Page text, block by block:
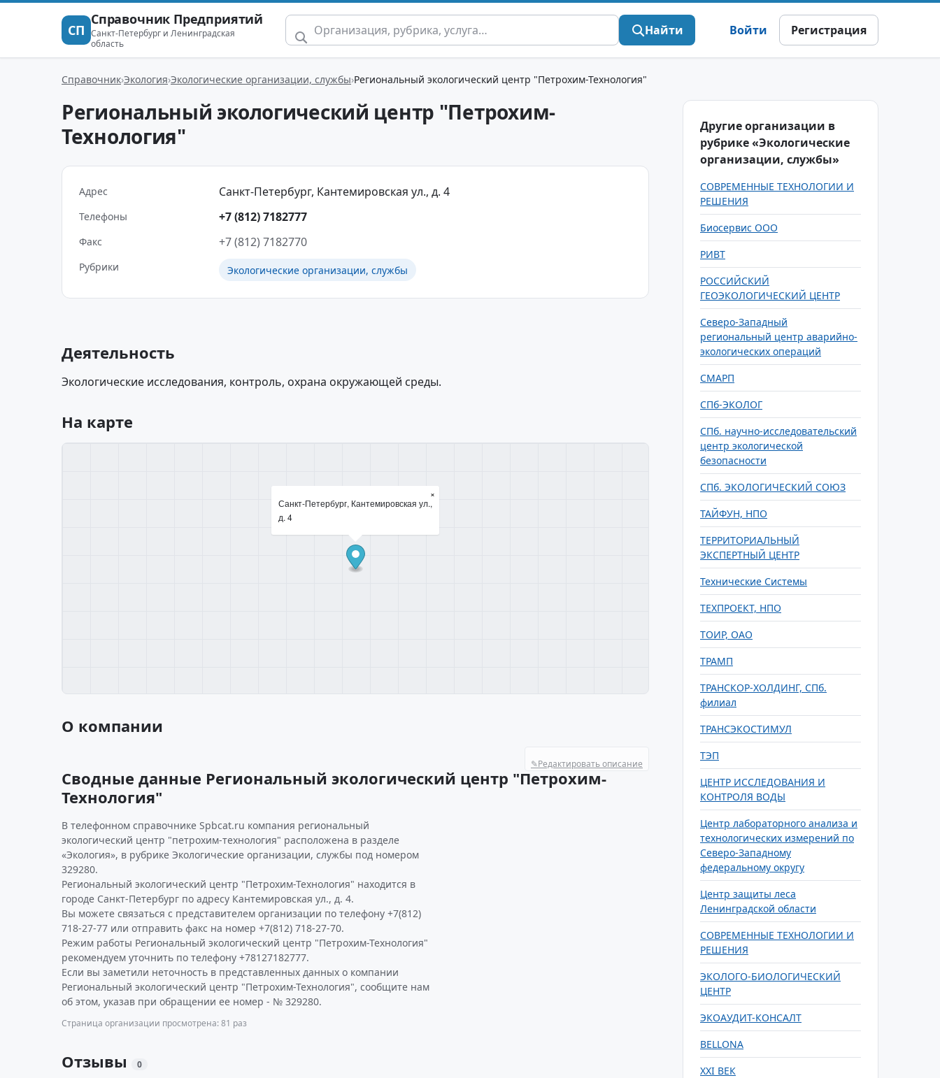
СП
Справочник Предприятий
Санкт-Петербург и Ленинградская
область
Найти Войти Регистрация
Справочник Экология Экологические организации, службы Региональный экологический центр "Петрохим-Технология"
Региональный экологический центр "Петрохим-
Технология"
Адрес Санкт-Петербург, Кантемировская ул., д. 4
Телефоны +7 (812) 7182777
Факс +7 (812) 7182770
Рубрики Экологические организации, службы
Деятельность
Экологические исследования, контроль, охрана окружающей среды.
На карте
Санкт-Петербург, Кантемировская ул.,
д. 4
×
О компании
✎Редактировать описание
Сводные данные Региональный экологический центр "Петрохим-
Технология"
В телефонном справочнике Spbcat.ru компания региональный
экологический центр "петрохим-технология" расположена в разделе
«Экология», в рубрике Экологические организации, службы под номером
329280.
Региональный экологический центр "Петрохим-Технология" находится в
городе Санкт-Петербург по адресу Кантемировская ул., д. 4.
Вы можете связаться с представителем организации по телефону +7(812)
718-27-77 или отправить факс на номер +7(812) 718-27-70.
Режим работы Региональный экологический центр "Петрохим-Технология"
рекомендуем уточнить по телефону +78127182777.
Если вы заметили неточность в представленных данных о компании
Региональный экологический центр "Петрохим-Технология", сообщите нам
об этом, указав при обращении ее номер - № 329280.
Страница организации просмотрена: 81 раз
Отзывы 0
Другие организации в
рубрике «Экологические
организации, службы»
СОВРЕМЕННЫЕ ТЕХНОЛОГИИ И
РЕШЕНИЯ
Биосервис ООО
РИВТ
РОССИЙСКИЙ
ГЕОЭКОЛОГИЧЕСКИЙ ЦЕНТР
Северо-Западный
региональный центр аварийно-
экологических операций
СМАРП
СПб-ЭКОЛОГ
СПб. научно-исследовательский
центр экологической
безопасности
СПб. ЭКОЛОГИЧЕСКИЙ СОЮЗ
ТАЙФУН, НПО
ТЕРРИТОРИАЛЬНЫЙ
ЭКСПЕРТНЫЙ ЦЕНТР
Технические Системы
ТЕХПРОЕКТ, НПО
ТОИР, ОАО
ТРАМП
ТРАНСКОР-ХОЛДИНГ, СПб.
филиал
ТРАНСЭКОСТИМУЛ
ТЭП
ЦЕНТР ИССЛЕДОВАНИЯ И
КОНТРОЛЯ ВОДЫ
Центр лабораторного анализа и
технологических измерений по
Северо-Западному
федеральному округу
Центр защиты леса
Ленинградской области
СОВРЕМЕННЫЕ ТЕХНОЛОГИИ И
РЕШЕНИЯ
ЭКОЛОГО-БИОЛОГИЧЕСКИЙ
ЦЕНТР
ЭКОАУДИТ-КОНСАЛТ
BELLONA
XXI ВЕК